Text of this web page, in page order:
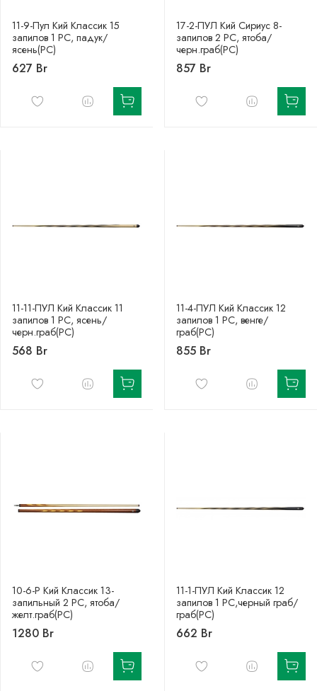
11-9-Пул Кий Классик 15
запилов 1 РС, падук/
ясень(РС)
627 Br
17-2-ПУЛ Кий Сириус 8-
запилов 2 РС, ятоба/
черн.граб(РС)
857 Br
11-11-ПУЛ Кий Классик 11
запилов 1 РС, ясень/
черн.граб(РС)
568 Br
11-4-ПУЛ Кий Классик 12
запилов 1 РС, венге/
граб(РС)
855 Br
10-6-Р Кий Классик 13-
запильный 2 РС, ятоба/
желт.граб(РС)
1280 Br
11-1-ПУЛ Кий Классик 12
запилов 1 РС,черный граб/
граб(РС)
662 Br